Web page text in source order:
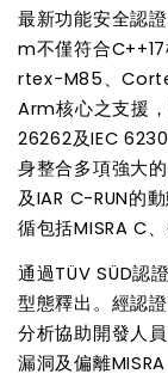
最新功能安全認
m不僅符合C++17
rtex-M85 、
Arm核心之支援，
26262及IEC
身整合多項強大
及IAR C-RUN的
循包括MISRA C、
通過TÜV SÜD認
型態釋出。經認
分析協助開發人員
漏洞及偏離